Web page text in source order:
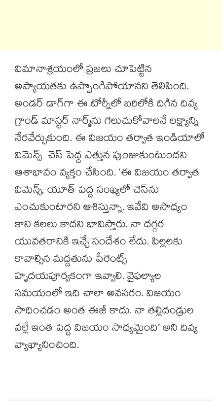
విమానాశ్రయంలో ప్రజలు చూపెట్టిన
అప్యాయతకు ఉప్పొంగిపోయానని తెలిపింది.
అండర్‌‌‌‌‌‌‌‌ డాగ్‌‌‌‌‌‌‌‌గా ఈ టోర్నీలో బరిలోకి దిగిన దివ్య
గ్రాండ్‌‌‌‌‌‌‌‌ మాస్టర్‌‌‌‌‌‌‌‌ నార్మ్‌‌‌‌‌‌‌‌ను గెలుచుకోవాలనే లక్ష్యాన్ని
నేరవేర్చుకుంది. ఈ విజయం తర్వాత ఇండియాలో
విమెన్స్‌‌‌‌‌‌‌‌ చెస్‌‌‌‌‌‌‌‌ పెద్ద ఎత్తున పుంజుకుంటుందని
ఆశాభావం వ్యక్తం చేసింది. ‘ఈ విజయం తర్వాత
విమెన్స్‌‌‌‌‌‌‌‌, యూత్‌‌‌‌‌‌‌‌ పెద్ద సంఖ్యలో చెస్‌‌‌‌‌‌‌‌ను
ఎంచుకుంటారని ఆశిస్తున్నా. ఇవేవి అసాధ్యం
కాని కలలు కాదని భావిస్తారు. నా దగ్గర
యువతరానికి ఇచ్చే సందేశం లేదు. పిల్లలకు
కావాల్సిన మద్దతును పేరెంట్స్‌‌‌‌‌‌‌‌
హృదయపూర్వకంగా ఇవ్వాలి. వైఫల్యాల
సమయంలో ఇది చాలా అవసరం. విజయం
సాధించడం అంత ఈజీ కాదు. నా తల్లిదండ్రుల
వల్లే ఇంత పెద్ద విజయం సాధ్యమైంది’ అని దివ్య
వ్యాఖ్యానించింది.